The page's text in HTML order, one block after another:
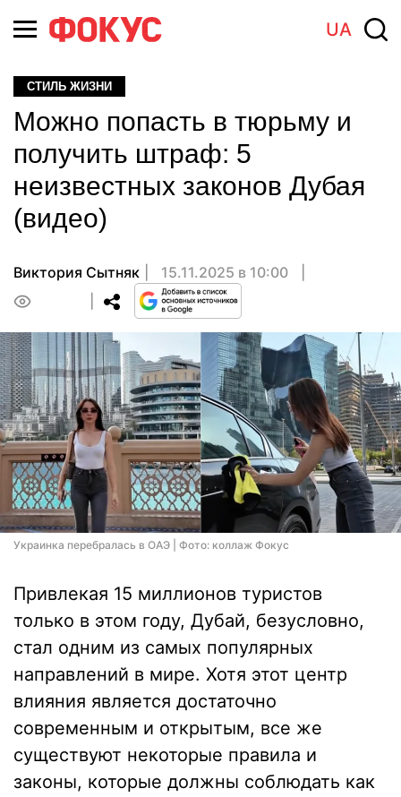
UA
СТИЛЬ ЖИЗНИ
Можно попасть в тюрьму и
получить штраф: 5
неизвестных законов Дубая
(видео)
Виктория Сытняк
15.11.2025 в 10:00
Украинка перебралась в ОАЭ | Фото: коллаж Фокус
Привлекая 15 миллионов туристов
только в этом году, Дубай, безусловно,
стал одним из самых популярных
направлений в мире. Хотя этот центр
влияния является достаточно
современным и открытым, все же
существуют некоторые правила и
законы, которые должны соблюдать как